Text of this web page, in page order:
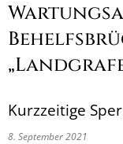
Kurzzeitige
8. September 2021